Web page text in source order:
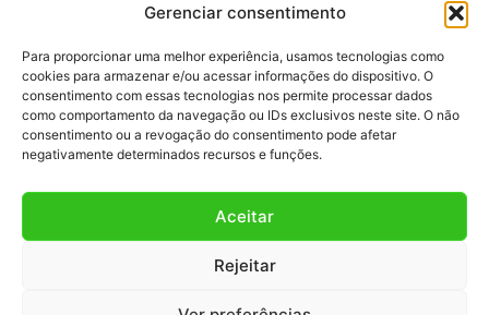
Gerenciar consentimento
Para proporcionar uma melhor experiência, usamos tecnologias como
cookies para armazenar e/ou acessar informações do dispositivo. O
consentimento com essas tecnologias nos permite processar dados
como comportamento da navegação ou IDs exclusivos neste site. O não
consentimento ou a revogação do consentimento pode afetar
negativamente determinados recursos e funções.
Aceitar
Rejeitar
Horário de Funcionamento:
08h às 12h | 13h às 17h
Fale com a gente!